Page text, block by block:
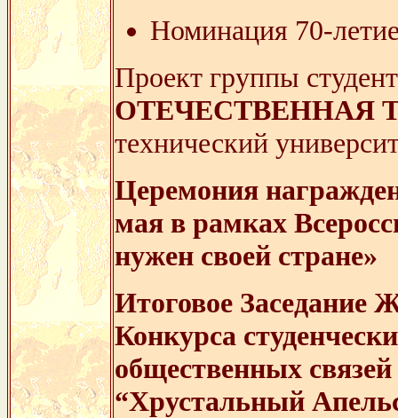
Номинация 70-
Проект группы
ОТЕЧЕСТВЕННАЯ
технический
Церемония
мая в рамках
нужен своей стране»
Итоговое Заседание
Конкурса
общественных
“Хрустальный